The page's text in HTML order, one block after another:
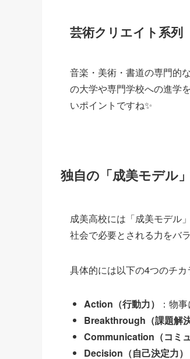
芸術クリエイト系列
音楽・美術・書道の専門的
の大学や専門学校への進学
いポイントですね✨
独自の「成美モデル
成美高校には「成美モデル
社会で必要とされる力をバ
具体的には以下の4つのチカ
Action（行動力）
：物
Breakthrough（課題解決
Communication（コミ
Decision（自己決定力）